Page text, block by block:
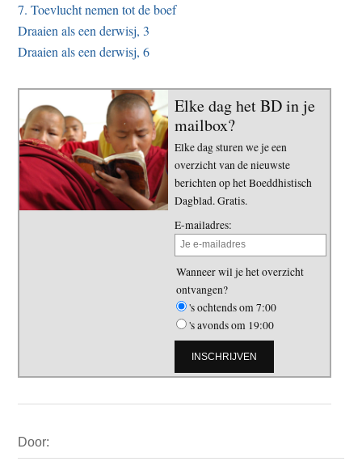
7. Toevlucht nemen tot de boef
Draaien als een derwisj, 3
Draaien als een derwisj, 6
Elke dag het BD in je
mailbox?
Elke dag sturen we je een
overzicht van de nieuwste
berichten op het Boeddhistisch
Dagblad. Gratis.
E-mailadres:
Wanneer wil je het overzicht
ontvangen?
's ochtends om 7:00
's avonds om 19:00
Sidebar
Door: